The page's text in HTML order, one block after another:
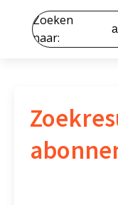
Zoeken
naar: